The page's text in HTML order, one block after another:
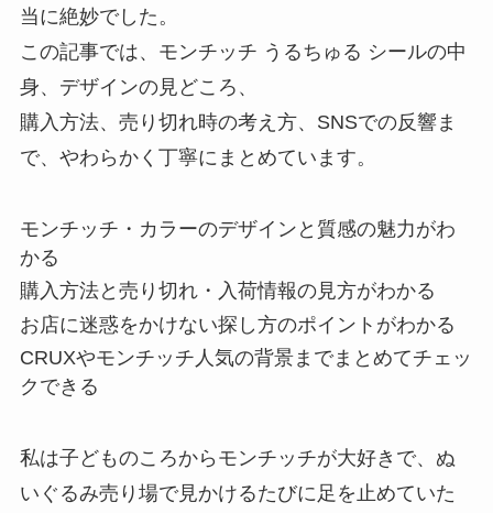
当に絶妙でした。
この記事では、モンチッチ うるちゅる シールの中
身、デザインの見どころ、
購入方法、売り切れ時の考え方、SNSでの反響ま
で、やわらかく丁寧にまとめています。
モンチッチ・カラーのデザインと質感の魅力がわ
かる
購入方法と売り切れ・入荷情報の見方がわかる
お店に迷惑をかけない探し方のポイントがわかる
CRUXやモンチッチ人気の背景までまとめてチェッ
クできる
私は子どものころからモンチッチが大好きで、ぬ
いぐるみ売り場で見かけるたびに足を止めていた